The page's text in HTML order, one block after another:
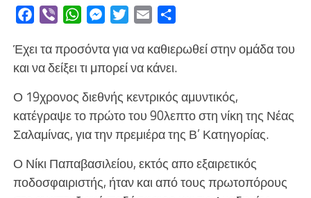
Facebook
Viber WhatsAppMessengerTwitterEmail
Έχει τα προσόντα για να καθιερωθεί στην ομάδα του
και να δείξει τι μπορεί να κάνει.
Ο 19χρονος διεθνής κεντρικός αμυντικός,
κατέγραψε το πρώτο του 90λεπτο στη νίκη της Νέας
Σαλαμίνας, για την πρεμιέρα της Β’ Κατηγορίας.
Ο Νίκι Παπαβασιλείου, εκτός απο εξαιρετικός
ποδοσφαιριστής, ήταν και από τους πρωτοπόρους